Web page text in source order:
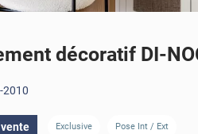
décoratif DI-
2010
Exclusive Pose Int / Ext